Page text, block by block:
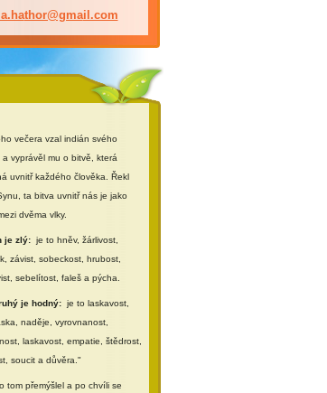
thor@gmail.com
večera vzal indián svého
a vyprávěl mu o bitvě, která
uvnitř každého člověka. Řekl
ta bitva uvnitř nás je jako
dvěma vlky.
je zlý:je to hněv, žárlivost,
závist, sobeckost, hrubost,
sebelítost, faleš a pýcha.
je hodný: je to laskavost,
naděje, vyrovnanost,
laskavost, empatie, štědrost,
soucit a důvěra."
tom přemýšlel a po chvíli se